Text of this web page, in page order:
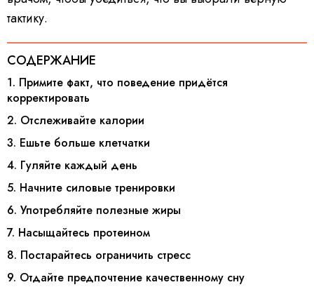
тактику.
СОДЕРЖАНИЕ
1. Примите факт, что поведение придётся
корректировать
2. Отслеживайте калории
3. Ешьте больше клетчатки
4. Гуляйте каждый день
5. Начните силовые тренировки
6. Употребляйте полезные жиры
7. Насыщайтесь протеином
8. Постарайтесь ограничить стресс
9. Отдайте предпочтение качественному сну